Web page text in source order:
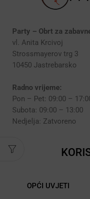
Party – Obrt za
vl. Anita Krcivoj
Strossmayerov trg 3
10450 Jastrebarsko
Radno vrijeme:
Pon – Pet: 09:00 –
Subota: 09:00 – 13:00
Nedjelja: Zatvoreno
OPĆI UVJETI